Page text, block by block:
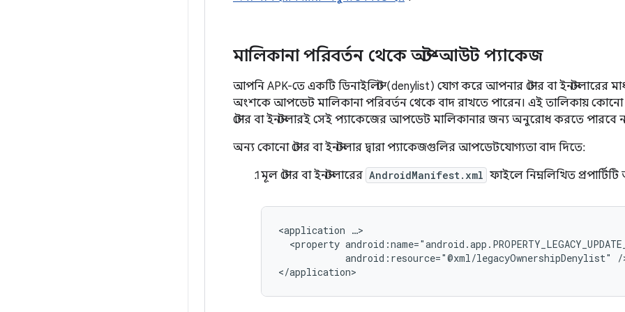
মালিকানা পরিবর্তন থেকে অপ্ট-আউট প্যাকেজ
আপনি APK-তে একটি ডিনাইলিস্ট (denylist) যোগ করে আপনার স্টোর বা ইনস্টলারের
অংশকে আপডেট মালিকানা পরিবর্তন থেকে বাদ রাখতে পারেন। এই তালিকায়
স্টোর বা ইনস্টলারই সেই প্যাকেজের আপডেট মালিকানার জন্য অনুরোধ করতে পারবে
অন্য কোনো স্টোর বা ইনস্টলার দ্বারা প্যাকেজগুলির আপডেটযোগ্যতা বাদ দিতে:
মূল স্টোর বা ইনস্টলারের AndroidManifest.xml ফাইলে নিম্নলিখিত
<application
<property
android:resource="@xml/legacyOwnershipDenylist"
/